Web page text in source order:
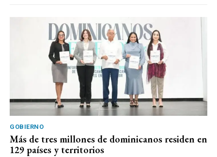
GOBIERNO
Más de tres millones de dominicanos residen en
129 países y territorios